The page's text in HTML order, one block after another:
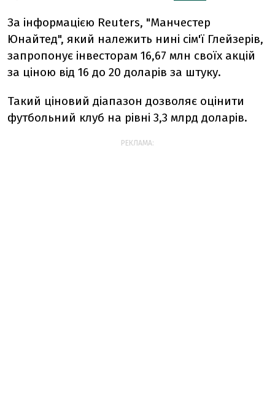
За інформацією Reuters, "Манчестер
Юнайтед", який належить нині сім'ї Глейзерів,
запропонує інвесторам 16,67 млн своїх акцій
за ціною від 16 до 20 доларів за штуку.
Такий ціновий діапазон дозволяє оцінити
футбольний клуб на рівні 3,3 млрд доларів.
РЕКЛАМА: